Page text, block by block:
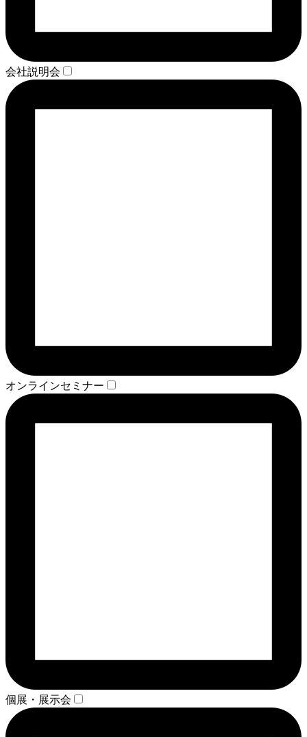
会社説明会
オンラインセミナー
個展・展示会